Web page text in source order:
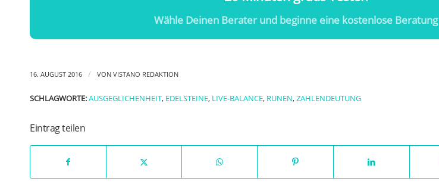
Wähle Deinen Berater und beginne eine kostenlose Beratung
16. AUGUST 2016 / VON VISTANO REDAKTION
SCHLAGWORTE:AUSGEGLICHENHEIT, EDELSTEINE, LIVE-BALANCE, RUNEN,ZAHLENDEUTUNG
Eintrag teilen